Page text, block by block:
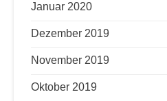
Januar 2020
Dezember 2019
November 2019
Oktober 2019